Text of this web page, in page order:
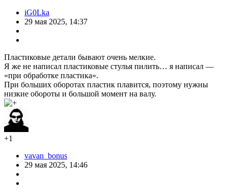
iG0Lka
29 мая 2025, 14:37
Пластиковые детали бывают очень мелкие.
Я же не написал пластиковые стулья пилить… я написал —
«при обработке пластика».
При больших оборотах пластик плавится, поэтому нужны
низкие обороты и большой момент на валу.
+1
vavan_bonus
29 мая 2025, 14:46